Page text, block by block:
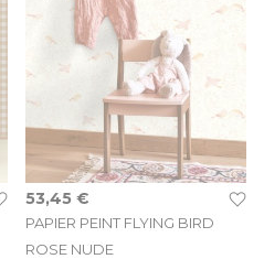
PAPIER PEINT FLYING BIRD
ROSE NUDE
53,45 €